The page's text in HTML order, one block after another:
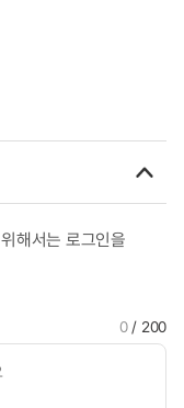
해서는 로그인을
0/ 200